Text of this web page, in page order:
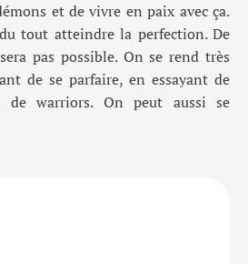
etde vivre en paix avec ça.
tout atteindre la perfection. De
pas possible. On se rend très
de se parfaire, en essayant de
de warriors. On peut aussi se